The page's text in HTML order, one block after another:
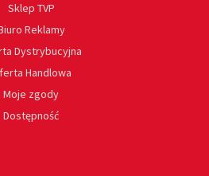
Sklep TVP
Reklamy
Dystrybucyjna
Handlowa
Moje zgody
Dostępność